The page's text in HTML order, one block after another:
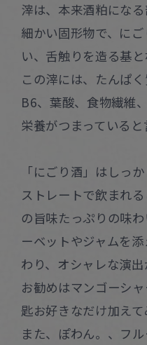
滓は、本来酒粕にな
細かい固形物で、に
い、舌触りを造る基と
この滓には、たんぱ
B6、葉酸、食物繊維
栄養がつまっていると
「にごり酒」はしっ
ストレートで飲まれ
の旨味たっぷりの味
ーベットやジャムを
わり、オシャレな演出
お勧めはマンゴーシ
匙お好きなだけ加えて
また、ぽわん。、フ